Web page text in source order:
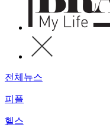
전체뉴스
피플
헬스